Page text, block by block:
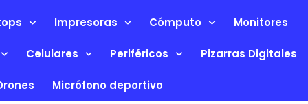
Impresoras Cómputo Monitores
Celulares Periféricos Pizarras Digitales
Micrófono deportivo